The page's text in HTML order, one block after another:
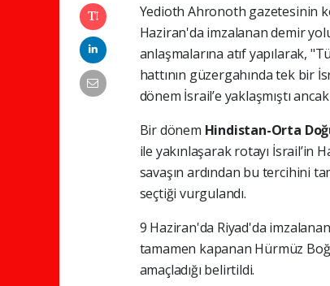
Yedioth Ahronoth gazetesinin
Haziran'da imzalanan demir
anlaşmalarına atıf yapılarak,
hattının güzergahında tek bir
dönem İsrail’e yaklaşmıştı
Bir dönem Hindistan-Orta
ile yakınlaşarak rotayı İsrail’in
savaşın ardından bu tercihini
seçtiği vurgulandı.
9 Haziran'da Riyad'da
tamamen kapanan Hürmüz
amaçladığı belirtildi.